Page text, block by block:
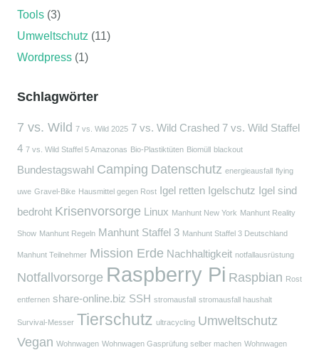
Tools (3)
Umweltschutz (11)
Wordpress (1)
Schlagwörter
7 vs. Wild 7 vs. Wild 2025 7 vs. Wild Crashed 7 vs. Wild Staffel
4 7 vs. Wild Staffel 5 Amazonas Bio-Plastiktüten Biomüll blackout
Bundestagswahl Camping Datenschutz energieausfall flying
uwe Gravel-Bike Hausmittel gegen Rost Igel retten Igelschutz Igel sind
bedroht Krisenvorsorge Linux Manhunt New York Manhunt Reality
Show Manhunt Regeln Manhunt Staffel 3 Manhunt Staffel 3 Deutschland
Manhunt Teilnehmer Mission Erde Nachhaltigkeit notfallausrüstung
Notfallvorsorge Raspberry Pi Raspbian Rost
entfernen share-online.biz SSH stromausfall stromausfall haushalt
Survival-Messer Tierschutz ultracycling Umweltschutz
Vegan Wohnwagen Wohnwagen Gasprüfung selber machen Wohnwagen